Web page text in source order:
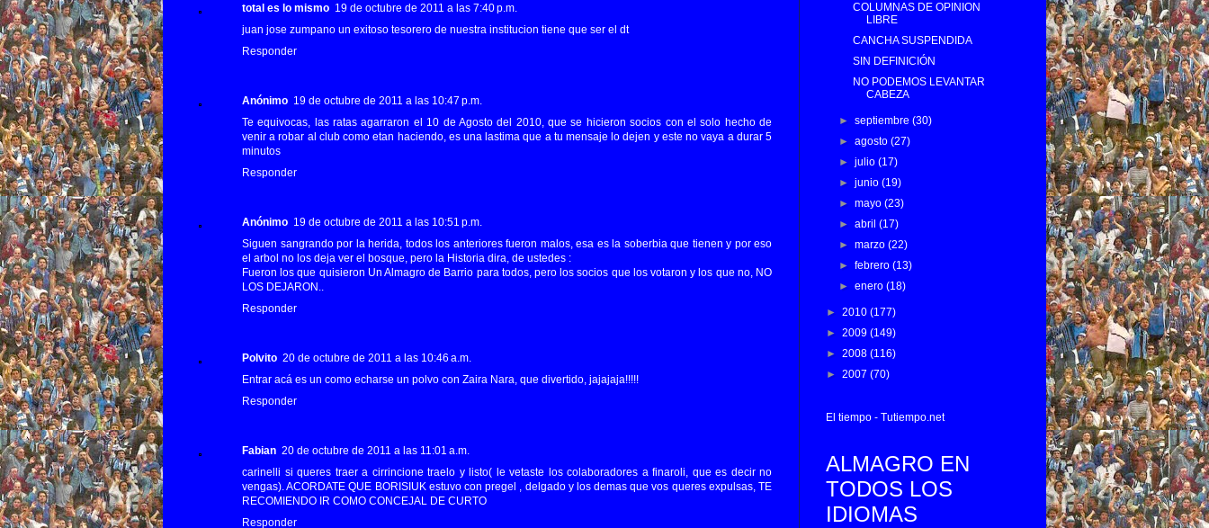
total es lo mismo 19 de octubre de 2011 a las 7:40 p.m.
juan jose zumpano un exitoso tesorero de nuestra institucion tiene que ser el dt
Responder
Anónimo 19 de octubre de 2011 a las 10:47 p.m.
Te equivocas, las ratas agarraron el 10 de Agosto del 2010, que se hicieron socios con el solo hecho de
venir a robar al club como etan haciendo, es una lastima que a tu mensaje lo dejen y este no vaya a durar 5
minutos
Responder
Anónimo 19 de octubre de 2011 a las 10:51 p.m.
Siguen sangrando por la herida, todos los anteriores fueron malos, esa es la soberbia que tienen y por eso
el arbol no los deja ver el bosque, pero la Historia dira, de ustedes :
Fueron los que quisieron Un Almagro de Barrio para todos, pero los socios que los votaron y los que no, NO
LOS DEJARON..
Responder
Polvito 20 de octubre de 2011 a las 10:46 a.m.
Entrar acá es un como echarse un polvo con Zaira Nara, que divertido, jajajaja!!!!!
Responder
Fabian 20 de octubre de 2011 a las 11:01 a.m.
carinelli si queres traer a cirrincione traelo y listo( le vetaste los colaboradores a finaroli, que es decir no
vengas). ACORDATE QUE BORISIUK estuvo con pregel , delgado y los demas que vos queres expulsas, TE
RECOMIENDO IR COMO CONCEJAL DE CURTO
Responder
COLUMNAS DE OPINION
LIBRE
CANCHA SUSPENDIDA
SIN DEFINICIÓN
NO PODEMOS LEVANTAR
CABEZA
►septiembre(30)
►agosto(27)
►julio(17)
►junio(19)
►mayo(23)
►abril(17)
►marzo(22)
►febrero(13)
►enero(18)
► 2010 (177)
► 2009 (149)
► 2008 (116)
► 2007 (70)
El tiempo - Tutiempo.net
ALMAGRO EN
TODOS LOS
IDIOMAS